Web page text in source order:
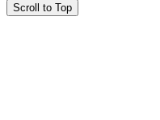
Scroll to Top